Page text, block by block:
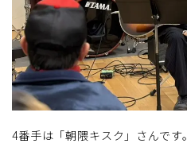
4番手は「朝隈キスク」さんです。